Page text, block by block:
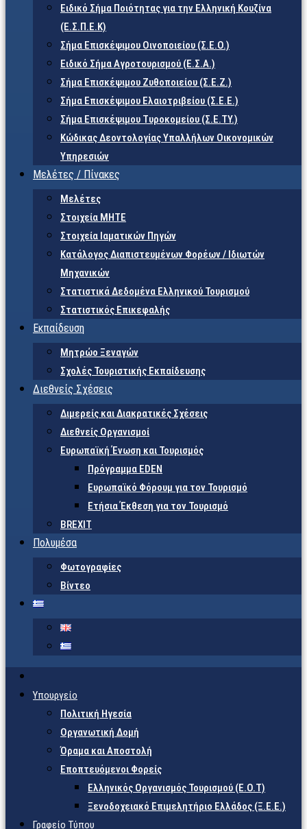
Ειδικό Σήμα Ποιότητας για την Ελληνική Κουζίνα
(Ε.Σ.Π.Ε.Κ)
Σήμα Επισκέψιμου Οινοποιείου (Σ.Ε.Ο.)
Ειδικό Σήμα Αγροτουρισμού (Ε.Σ.Α.)
Σήμα Επισκέψιμου Ζυθοποιείου (Σ.Ε.Ζ.)
Σήμα Επισκέψιμου Ελαιοτριβείου (Σ.Ε.Ε.)
Σήμα Επισκέψιμου Τυροκομείου (Σ.Ε.TY.)
Κώδικας Δεοντολογίας Υπαλλήλων Οικονομικών
Υπηρεσιών
Μελέτες / Πίνακες
Μελέτες
Στοιχεία ΜΗΤΕ
Στοιχεία Ιαματικών Πηγών
Κατάλογος Διαπιστευμένων Φορέων / Ιδιωτών
Μηχανικών
Στατιστικά Δεδομένα Ελληνικού Τουρισμού
Στατιστικός Επικεφαλής
Εκπαίδευση
Μητρώο Ξεναγών
Σχολές Τουριστικής Εκπαίδευσης
Διεθνείς Σχέσεις
Διμερείς και Διακρατικές Σχέσεις
Διεθνείς Οργανισμοί
Ευρωπαϊκή Ένωση και Τουρισμός
Πρόγραμμα EDEN
Ευρωπαϊκό Φόρουμ για τον Τουρισμό
Ετήσια Έκθεση για τον Τουρισμό
BREXIT
Πολυμέσα
Φωτογραφίες
Βίντεο
Υπουργείο
Πολιτική Ηγεσία
Οργανωτική Δομή
Όραμα και Αποστολή
Εποπτευόμενοι Φορείς
Eλληνικός Οργανισμός Τουρισμού (Ε.Ο.Τ)
Ξενοδοχειακό Επιμελητήριο Ελλάδος (Ξ.Ε.Ε.)
Γραφείο Τύπου